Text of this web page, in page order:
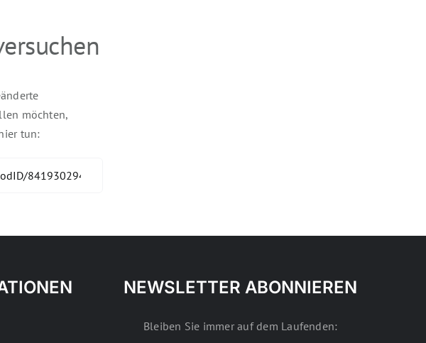
möchten,
tun:
NEWSLETTER ABONNIEREN
Bleiben Sie immer auf dem Laufenden: